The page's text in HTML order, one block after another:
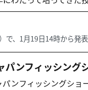
で、1月19日14時から発
パンフィッシング
パンフィッシングショ